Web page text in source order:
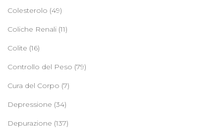
Colesterolo (49)
Coliche Renali (11)
Colite (16)
Controllo del Peso (79)
Cura del Corpo (7)
Depressione (34)
Depurazione (137)